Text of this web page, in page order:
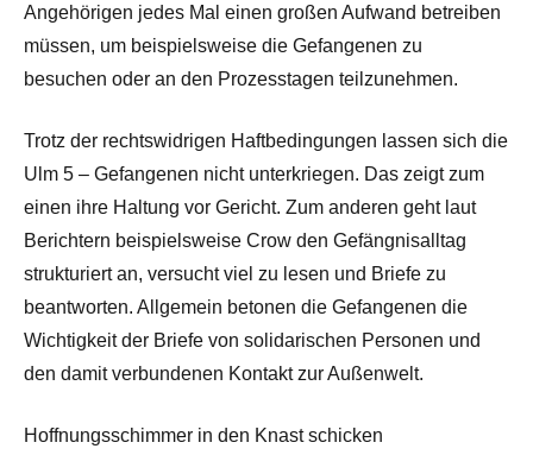
Angehörigen jedes Mal einen großen Aufwand betreiben
müssen, um beispielsweise die Gefangenen zu
besuchen oder an den Prozesstagen teilzunehmen.
Trotz der rechtswidrigen Haftbedingungen lassen sich die
Ulm 5 – Gefangenen nicht unterkriegen. Das zeigt zum
einen ihre Haltung vor Gericht. Zum anderen geht laut
Berichtern beispielsweise Crow den Gefängnisalltag
strukturiert an, versucht viel zu lesen und Briefe zu
beantworten. Allgemein betonen die Gefangenen die
Wichtigkeit der Briefe von solidarischen Personen und
den damit verbundenen Kontakt zur Außenwelt.
Hoffnungsschimmer in den Knast schicken